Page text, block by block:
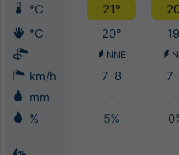
°C 21°
°C
20°
NNE
km/h 7-8
mm
- -
%
5%